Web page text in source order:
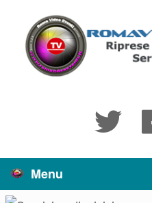
contenuto
Menu